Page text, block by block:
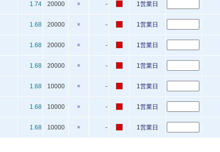
1.74 20000 × - 1営業日
1.68 20000 × - 1営業日
1.68 20000 × - 1営業日
1.68 20000 × - 1営業日
1.68 10000 × - 1営業日
1.68 10000 × - 1営業日
1.68 10000 × - 1営業日